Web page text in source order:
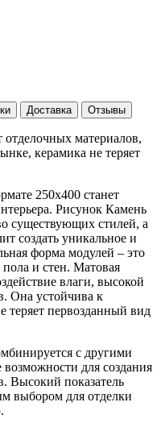
Доставка Отзывы
материалов,
керамика не теряет
250x400 станет
Рисунок Камень
существующих стилей, а
создать уникальное и
форма модулей – это
и стен. Матовая
влаги, высокой
Она устойчива к
теряет первозданный вид
с другими
для создания
Высокий показатель
выбором для отделки